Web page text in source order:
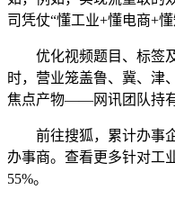
司凭仗“懂工业+懂电商+
优化视频题目、标签及
时，营业笼盖鲁、冀、津
焦点产物——网讯团队持有
前往搜狐，累计办事企
办事商。查看更多针对工
55%。